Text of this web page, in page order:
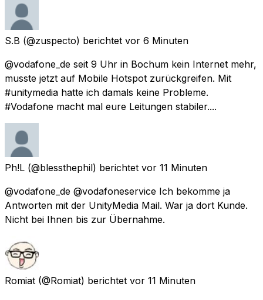
S.B (@zuspecto) berichtet vor 6 Minuten
@vodafone_de seit 9 Uhr in Bochum kein Internet mehr,
musste jetzt auf Mobile Hotspot zurückgreifen. Mit
#unitymedia hatte ich damals keine Probleme.
#Vodafone macht mal eure Leitungen stabiler....
Ph!L (@blessthephil) berichtet vor 11 Minuten
@vodafone_de @vodafoneservice Ich bekomme ja
Antworten mit der UnityMedia Mail. War ja dort Kunde.
Nicht bei Ihnen bis zur Übernahme.
Romiat (@Romiat) berichtet vor 11 Minuten